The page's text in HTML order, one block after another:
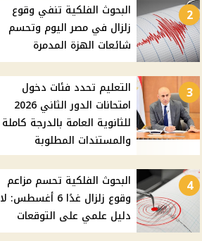
2
البحوث الفلكية تنفي وقوع
زلزال في مصر اليوم وتحسم
شائعات الهزة المدمرة
3
التعليم تحدد فئات دخول
امتحانات الدور الثاني 2026
للثانوية العامة بالدرجة كاملة
والمستندات المطلوبة
4
البحوث الفلكية تحسم مزاعم
وقوع زلزال غدًا 6 أغسطس: لا
دليل علمي على التوقعات